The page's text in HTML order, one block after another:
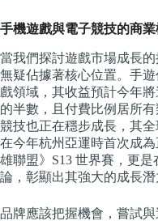
手機遊戲與電子競技的商業
當我們探討遊戲市場成長
無疑佔據著核心位置。手
戲領域，其收益預計今年
的半數，且付費比例居所
競技也正在穩步成長，其
在今年杭州亞運時首次成
雄聯盟》S13 世界賽，更
論，彰顯出其強大的成長潛
品牌應該把握機會，嘗試